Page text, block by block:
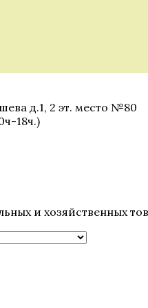
д.1, 2 эт. место №80
18ч.)
и хозяйственных